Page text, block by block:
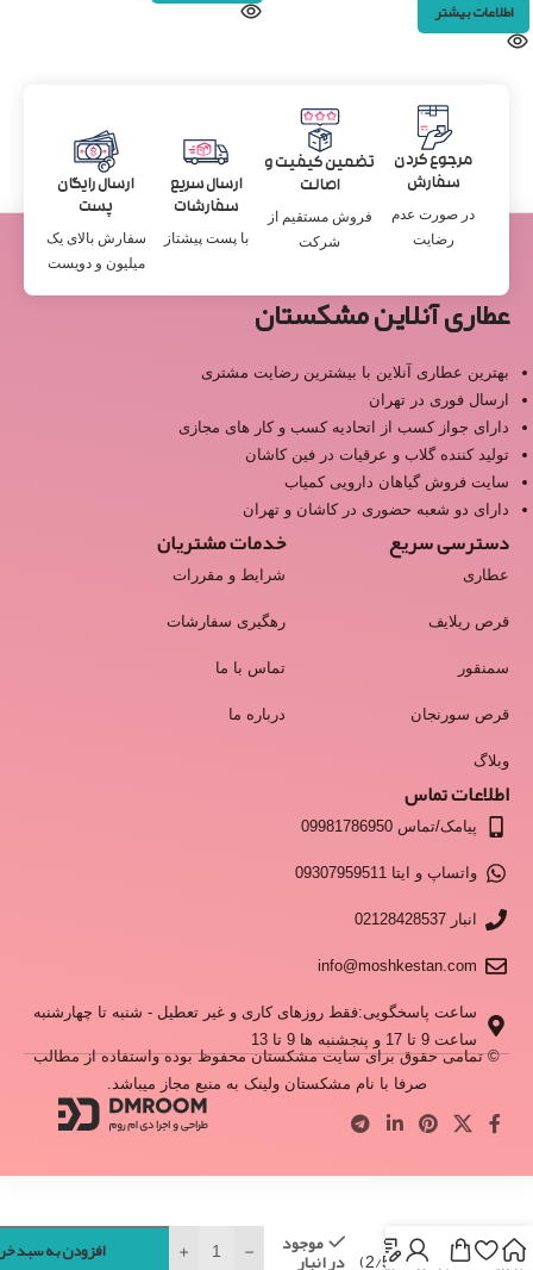
اطلاعات بیشتر
مرجوع کردن
سفارش
در صورت عدم
رضایت
تضمین کیفیت و
اصالت
فروش مستقیم از
شرکت
ارسال سریع
سفارشات
با پست پیشتاز
ارسال رایگان
پست
سفارش بالای یک
میلیون و دویست
عطاری آنلاین مشکستان
بهترین عطاری آنلاین با بیشترین رضایت مشتری
ارسال فوری در تهران
دارای جواز کسب از اتحادیه کسب و کار های مجازی
تولید کننده گلاب و عرقیات در فین کاشان
سایت فروش گیاهان دارویی کمیاب
دارای دو شعبه حضوری در کاشان و تهران
دسترسی سریع
عطاری
قرص ریلایف
سمنقور
قرص سورنجان
وبلاگ
خدمات مشتریان
شرایط و مقررات
رهگیری سفارشات
تماس با ما
درباره ما
اطلاعات تماس
پیامک/تماس 09981786950
واتساپ و ایتا 09307959511
انبار 02128428537
info@moshkestan.com
ساعت پاسخگویی:فقط روزهای کاری و غیر تعطیل - شنبه تا چهارشنبه
ساعت 9 تا 17 و پنجشنبه ها 9 تا 13
© تمامی حقوق برای سایت مشکستان محفوظ بوده واستفاده از مطالب
صرفا با نام مشکستان ولینک به منبع مجاز میباشد.
عطر شکوفه
سنجد (2/5ml)
موجود
در انبار -
+ افزودن به سبد